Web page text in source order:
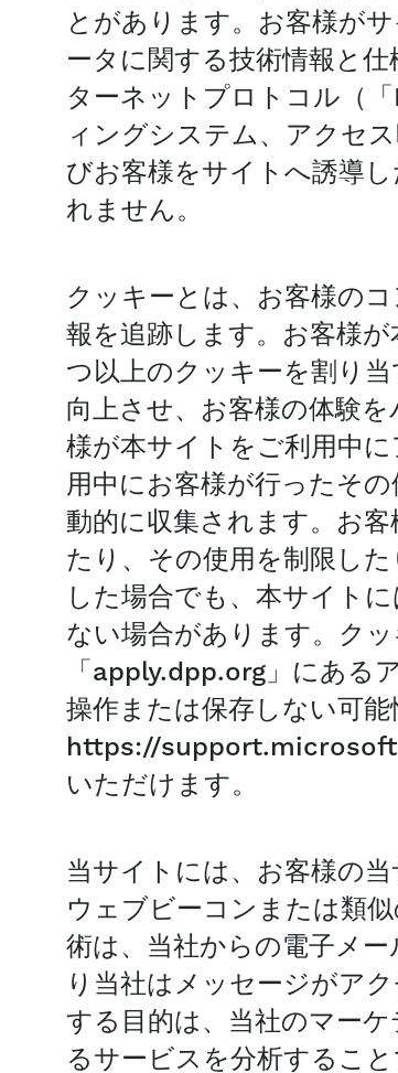
とがあります。お客様が
ータに関する技術情報と
ターネットプロトコル（
ィングシステム、アクセ
びお客様をサイトへ誘導
れません。
クッキーとは、お客様の
報を追跡します。お客様
つ以上のクッキーを割り
向上させ、お客様の体験
様が本サイトをご利用中
用中にお客様が行ったそ
動的に収集されます。お
たり、その使用を制限し
した場合でも、本サイト
ない場合があります。ク
「apply.dpp.org」にある
操作または保存しない可
https://
いただけます。
当サイトには、お客様の
ウェブビーコンまたは類
術は、当社からの電子メ
り当社はメッセージがア
する目的は、当社のマー
るサービスを分析すること